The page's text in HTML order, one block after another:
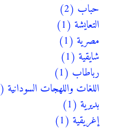
حباب (2)
التعايشة (1)
مصرية (1)
شايقية (1)
رباطاب (1)
اللغات واللهجات السودانية (1)
بديرية (1)
إغريقية (1)